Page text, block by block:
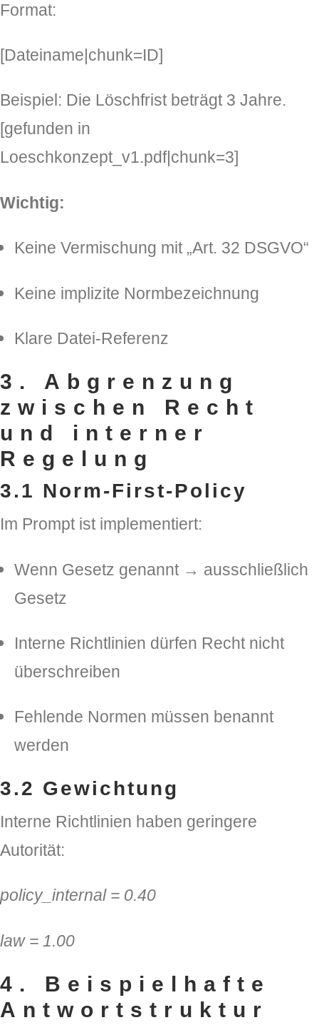
Format:
[Dateiname|chunk=ID]
Beispiel: Die Löschfrist beträgt 3 Jahre.
[gefunden in
Loeschkonzept_v1.pdf|chunk=3]
Wichtig:
Keine Vermischung mit „Art. 32 DSGVO“
Keine implizite Normbezeichnung
Klare Datei-Referenz
3. Abgrenzung
zwischen Recht
und interner
Regelung
3.1 Norm-First-Policy
Im Prompt ist implementiert:
Wenn Gesetz genannt → ausschließlich
Gesetz
Interne Richtlinien dürfen Recht nicht
überschreiben
Fehlende Normen müssen benannt
werden
3.2 Gewichtung
Interne Richtlinien haben geringere
Autorität:
policy_internal = 0.40
law = 1.00
4. Beispielhafte
Antwortstruktur